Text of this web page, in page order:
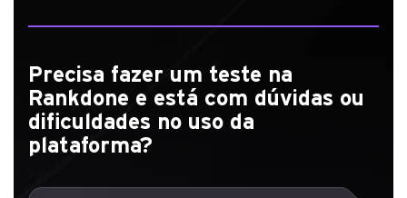
Precisa fazer um teste na
Rankdone e está com dúvidas ou
dificuldades no uso da
plataforma?